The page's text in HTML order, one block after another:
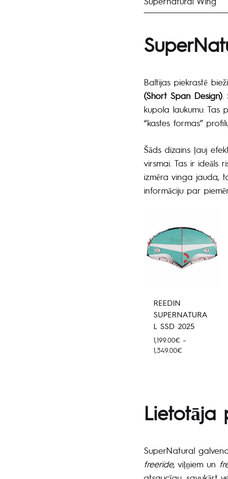
Baltijas piekrastē
(Short Span Design).
kupola laukumu.
“kastes formas”
Šāds dizains ļauj
virsmai. Tas ir ideāls
izmēra vinga jauda,
informāciju par
REEDIN
SUPERNATURA
L SSD 2025
1,199.00€ –
1,349.00€Hinnavahemik:
Lietotāja
SuperNatural
freeride, viļņiem un